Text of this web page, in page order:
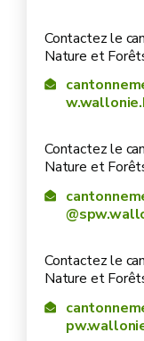
Contactez le
Nature et
Contactez le
Nature et
Contactez le
Nature et